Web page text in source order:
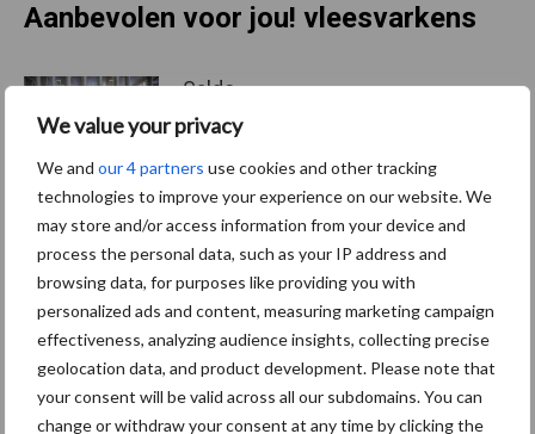
We value your privacy
We and our 4 partners use cookies and other tracking
technologies to improve your experience on our website. We
may store and/or access information from your device and
process the personal data, such as your IP address and
browsing data, for purposes like providing you with
personalized ads and content, measuring marketing campaign
effectiveness, analyzing audience insights, collecting precise
geolocation data, and product development. Please note that
your consent will be valid across all our subdomains. You can
change or withdraw your consent at any time by clicking the
Aanbevolen voor jou! vleesvarkens
Saldo
vleesvarkensbedrijven
verslechterde verder in het
voorjaar van 2026
Brazilië vestigt exportrecord
voor varkensvlees in mei
OECD en FAO: